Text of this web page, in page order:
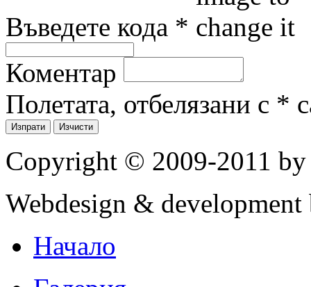
Въведете кода *
Коментар
Полетата, отбелязани с *
Copyright © 2009-2011 by
Webdesign &
Начало